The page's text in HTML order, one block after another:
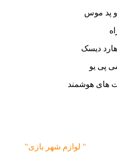
پد موس
دیسک
پی یو
های هوشمند
"لوازم شهر بازی "